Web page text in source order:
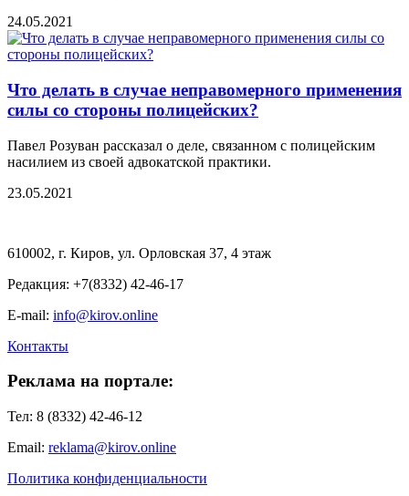
24.05.2021
Что делать в случае неправомерного применения
силы со стороны полицейских?
Павел Розуван рассказал о деле, связанном с полицейским
насилием из своей адвокатской практики.
23.05.2021
610002, г. Киров, ул. Орловская 37, 4 этаж
Редакция: +7(8332) 42-46-17
E-mail: info@kirov.online
Контакты
Реклама на портале:
Тел: 8 (8332) 42-46-12
Email: reklama@kirov.online
Политика конфиденциальности